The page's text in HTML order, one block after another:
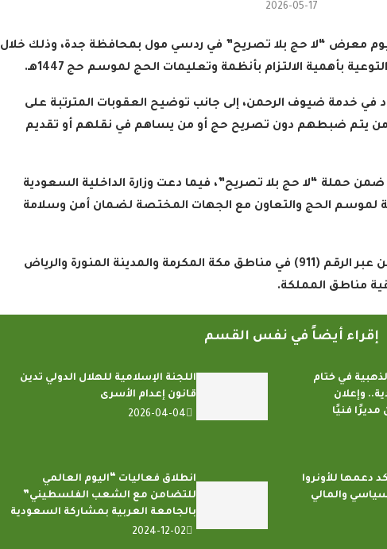
2026-05-17
معرض “لا حج بلا تصريح” في ردسي مول بمحافظة جدة، وذلك خلال
.
خدمة ضيوف الرحمن، إلى جانب توضيح العقوبات المترتبة على
من يتم ضبطهم دون تصريح حج أو من يساهم في نقلهم أو تقديم
حملة “لا حج بلا تصريح”، فيما دعت وزارة الداخلية السعودية
لموسم الحج والتعاون مع الجهات المختصة لضمان أمن وسلامة
وأكدت الوزارة أهمية الإبلاغ عن المخالفين عبر الرقم (911) في مناطق مكة المكرمة والمدينة المنورة والرياض
.
إقراء أيضاً في نفس القسم
في ختام
وإعلان
فنيًا
اللجنة الإسلامية للهلال الدولي تدين
قانون إعدام الأسرى
2026-04-04
دعمها للأونروا
والمالي
انطلاق فعاليات “اليوم العالمي
للتضامن مع الشعب الفلسطيني”
بالجامعة العربية بمشاركة السعودية
2024-12-02